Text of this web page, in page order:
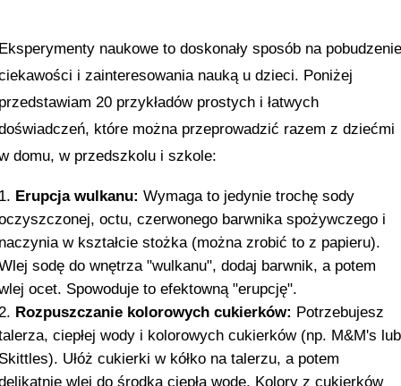
naukowe to doskonały sposób na
i zainteresowania nauką u dzieci. Poniżej
20 przykładów prostych i łatwych
które można przeprowadzić razem z dziećmi
domu, w przedszkolu i szkole:
Erupcja wulkanu: Wymaga to jedynie trochę sody
octu, czerwonego barwnika spożywczego i
w kształcie stożka (można zrobić to z papieru).
sodę do wnętrza "wulkanu", dodaj barwnik, a potem
ocet. Spowoduje to efektowną "erupcję".
Rozpuszczanie kolorowych cukierków: Potrzebujesz
ciepłej wody i kolorowych cukierków (np. M&M's lub
Ułóż cukierki w kółko na talerzu, a potem
wlej do środka ciepłą wodę. Kolory z cukierków